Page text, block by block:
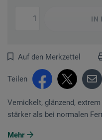
IN
Auf den Merkzettel
Teilen
Vernickelt, glänzend,
stärker als bei normalen
Mehr